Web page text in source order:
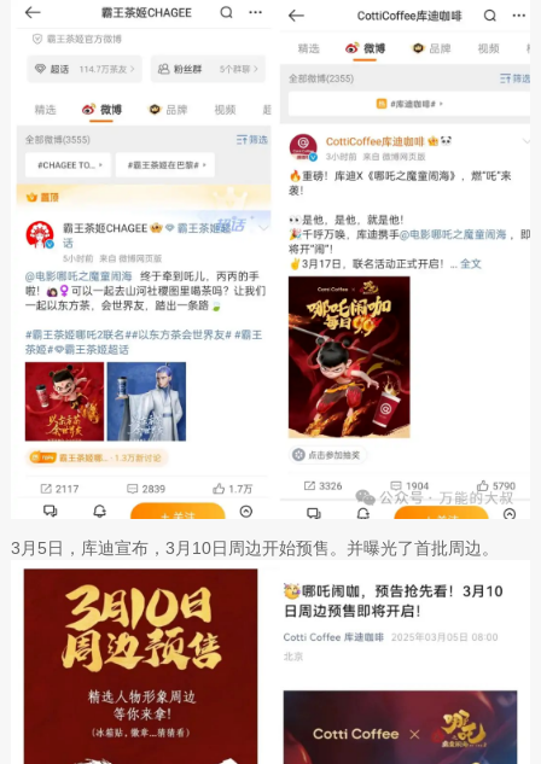
3月5日，库迪宣布，3月10日周边开始预售。并曝光了首批周边。